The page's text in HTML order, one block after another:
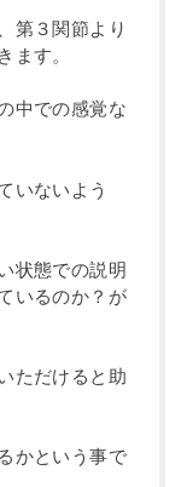
第３関節より
ます。
中での感覚な
いないよう
状態での説明
いるのか？が
ただけると助
かという事で